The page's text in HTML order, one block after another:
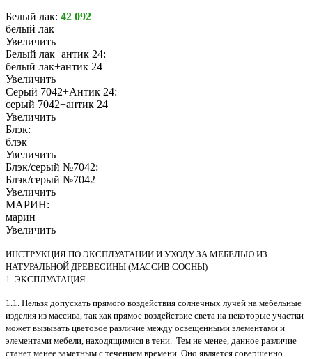
Белый лак: 42 092
белый лак
Увеличить
Белый лак+антик 24:
белый лак+антик 24
Увеличить
Серый 7042+Антик 24:
серый 7042+антик 24
Увеличить
Блэк:
блэк
Увеличить
Блэк/серый №7042:
Блэк/серый №7042
Увеличить
МАРИН:
марин
Увеличить
ИНСТРУКЦИЯ ПО ЭКСПЛУАТАЦИИ И УХОДУ ЗА МЕБЕЛЬЮ ИЗ
НАТУРАЛЬНОЙ ДРЕВЕСИНЫ (МАССИВ СОСНЫ)
1. ЭКСПЛУАТАЦИЯ
1.1. Нельзя допускать прямого воздействия солнечных лучей на мебельные
изделия из массива, так как прямое воздействие света на некоторые участки
может вызывать цветовое различие между освещенными элементами и
элементами мебели, находящимися в тени. Тем не менее, данное различие
станет менее заметным с течением времени. Оно является совершенно